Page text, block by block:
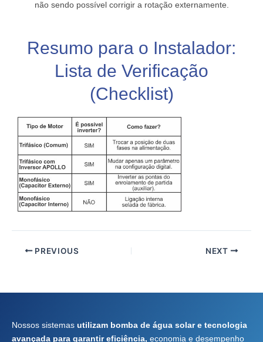
não sendo possível corrigir a rotação externamente.
Resumo para o Instalador:
Lista de Verificação
(Checklist)
PREVIOUS NEXT
Nossos sistemas utilizam bomba de água solar e tecnologia
avançada para garantir eficiência, economia e desempenho